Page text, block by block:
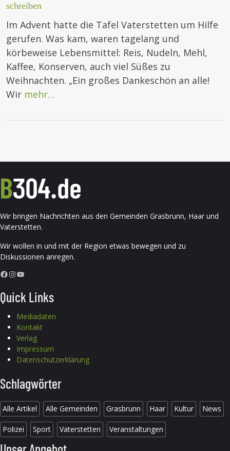
schreiben
Im Advent hatte die Tafel Vaterstetten um Hilfe
gerufen. Was kam, waren tagelang und
körbeweise Lebensmittel: Reis, Nudeln, Mehl,
Kaffee, Konserven, auch viel Süßes zu
Weihnachten. „Ein großes Dankeschön an alle!
Wir mehr…
Wir bringen Nachrichten aus den Gemeinden Grasbrunn, Haar und
Vaterstetten.
Wir wollen in und mit der Region etwas bewegen und zu
Diskussionen anregen.
Facebook InstagramYouTube
Quick Links
Mediadaten
Kontakt
Verlag
Impressum
Datenschutzerklärung
Schlagwörter
Alle Artikel Alle Gemeinden Grasbrunn Haar Kultur News
Polizei Sport Vaterstetten Veranstaltungen